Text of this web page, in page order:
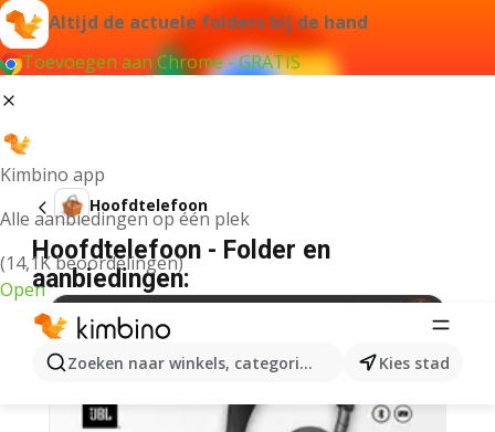
Altijd de actuele folders bij de hand
Toevoegen aan Chrome - GRATIS
Kimbino app
Alle aanbiedingen op één plek
(14,1K beoordelingen)
Open
Zoeken naar winkels, categorieën, producten...
Kies stad
Hoofdtelefoon
Hoofdtelefoon - Folder en
aanbiedingen: